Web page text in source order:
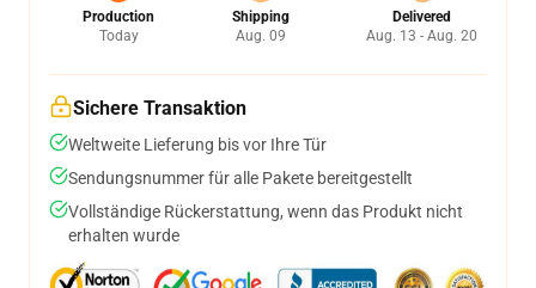
Production
Today
Shipping
Aug. 09
Delivered
Aug. 13 - Aug. 20
Sichere Transaktion
Weltweite Lieferung bis vor Ihre Tür
Sendungsnummer für alle Pakete bereitgestellt
Vollständige Rückerstattung, wenn das Produkt nicht
erhalten wurde